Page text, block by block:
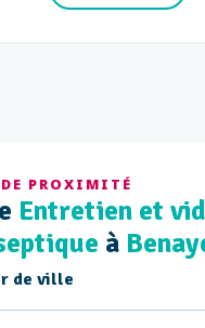
PROXIMITÉ
Entretien et
à
de ville